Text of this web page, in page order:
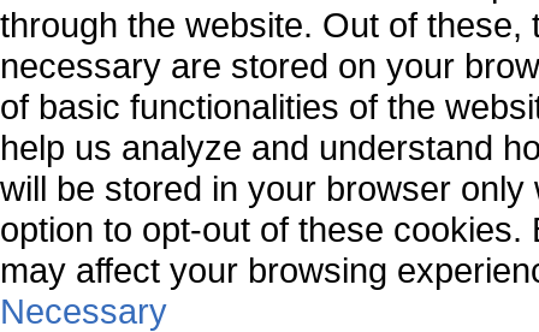
through the website. Out of
necessary are stored on your
of basic functionalities of the
help us analyze and understand
will be stored in your browser
option to opt-out of these
may affect your browsing
Necessary